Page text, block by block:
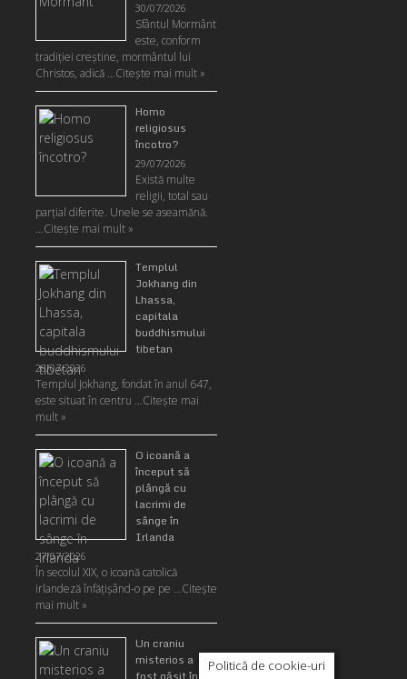
30/07/2026
Sfântul Mormânt
este, conform
tradiţiei creştine, mormântul lui
Christos, adică …Citeşte mai mult »
Homo
religiosus
încotro?
29/07/2026
Există multe
religii, total sau
parţial diferite. Unele se aseamănă.
…Citeşte mai mult »
Templul
Jokhang din
Lhassa,
capitala
buddhismului
tibetan
28/07/2026
Templul Jokhang, fondat în anul 647,
este situat în centru …Citeşte mai
mult »
O icoană a
început să
plângă cu
lacrimi de
sânge în
Irlanda
27/07/2026
În secolul XIX, o icoană catolică
irlandeză înfățișând-o pe pe …Citeşte
mai mult »
Un craniu
misterios a
Politică de cookie-uri